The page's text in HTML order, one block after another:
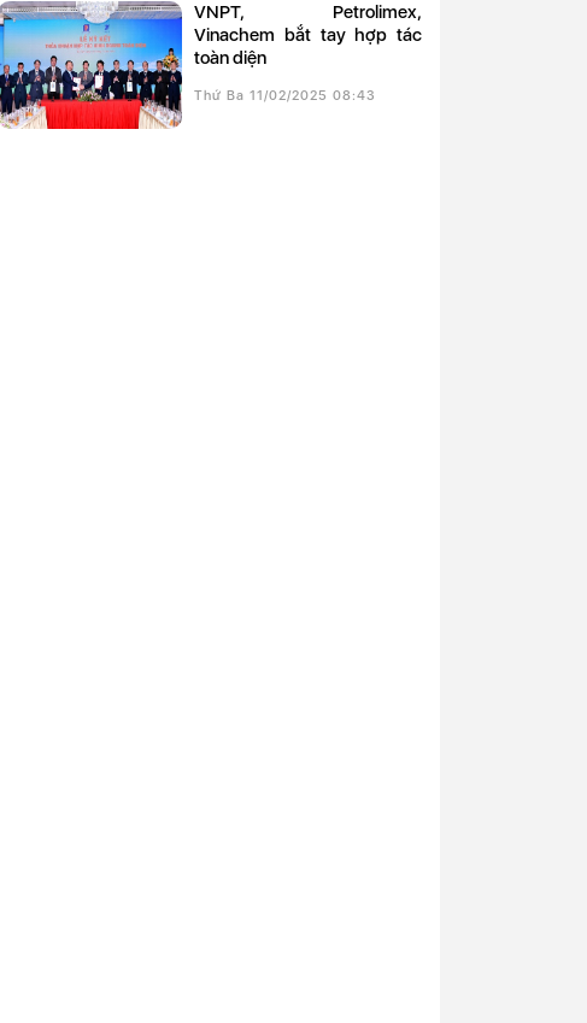
VNPT, Petrolimex,
Vinachem bắt tay hợp tác
toàn diện
Thứ Ba 11/02/2025 08:43